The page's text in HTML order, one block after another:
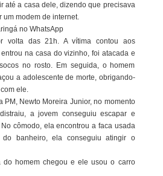
até a casa dele, dizendo que precisava
modem de internet.
no WhatsApp
volta das 21h. A vítima contou aos
na casa do vizinho, foi atacada e
no rosto. Em seguida, o homem
a adolescente de morte, obrigando-
ele.
PM, Newto Moreira Junior, no momento
a jovem conseguiu escapar e
cômodo, ela encontrou a faca usada
do banheiro, ela conseguiu atingir o
do homem chegou e ele usou o carro